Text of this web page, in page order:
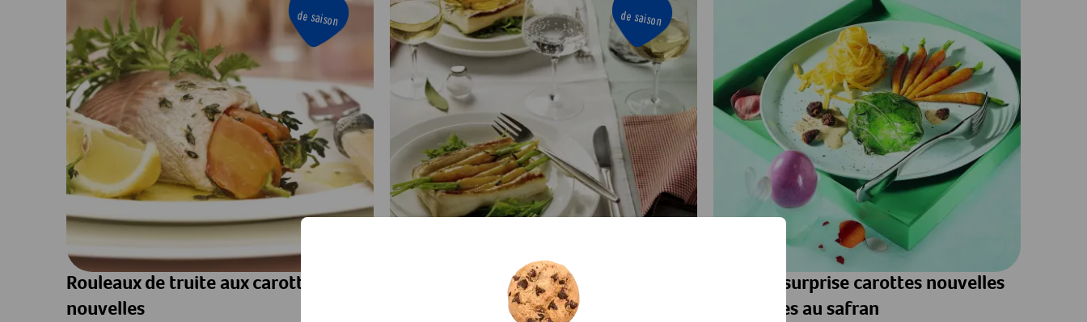
de saison
Rouleaux de truite aux carottes
nouvelles
de saison
Jalousies aux carottes nouvelles sur
Morilles surprise carottes nouvelles
et nouilles au safran